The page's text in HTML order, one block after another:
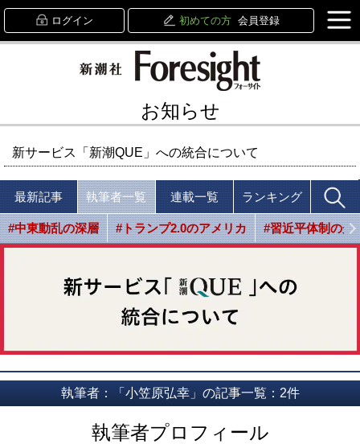
ログイン 初めての方 会員登録
お知らせ
新サービス「新潮QUE」への統合について
最新記事 執筆者一覧 連載一覧 ランキング
#中東動乱の深層 #トランプ2.0のアメリカ #習近平体制の光
執筆者：「小笠原弘幸」の記事一覧：2件
執筆者プロフィール